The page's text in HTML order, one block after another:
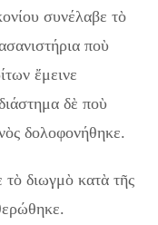
συνέλαβε τὸ
ποὺ
ἔμεινε
δὲ ποὺ
δολοφονήθηκε.
διωγμὸ κατὰ τῆς